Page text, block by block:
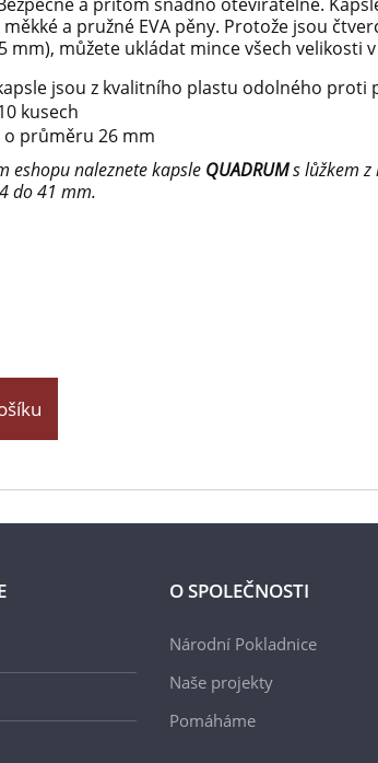
a pružné EVA pěny. Protože jsou
mm), můžete ukládat mince všech velikosti
jsou z kvalitního plastu odolného proti
kusech
o průměru 26 mm
eshopu naleznete kapsle QUADRUMs lůžkem z
do 41 mm.
O SPOLEČNOSTI
Národní Pokladnice
Naše projekty
Pomáháme